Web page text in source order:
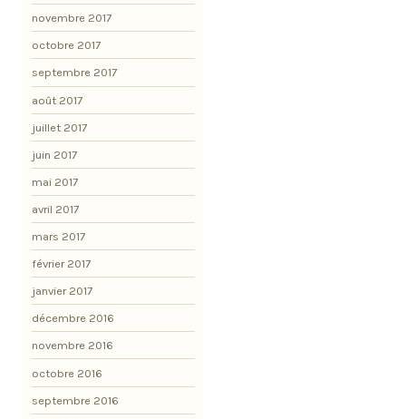
novembre 2017
octobre 2017
septembre 2017
août 2017
juillet 2017
juin 2017
mai 2017
avril 2017
mars 2017
février 2017
janvier 2017
décembre 2016
novembre 2016
octobre 2016
septembre 2016